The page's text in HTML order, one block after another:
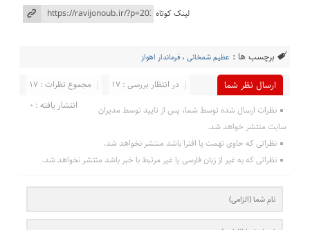
لینک کوتاه
برچسب ها : عظیم شمخانی ،فرماندار اهواز
ارسال نظر شما مجموع نظرات : 17
در انتظار بررسی : 17
انتشار یافته : 0
نظرات ارسال شده توسط شما، پس از تایید توسط مدیران
سایت منتشر خواهد شد.
نظراتی که حاوی تهمت یا افترا باشد منتشر نخواهد شد.
نظراتی که به غیر از زبان فارسی یا غیر مرتبط با خبر باشد منتشر نخواهد شد.